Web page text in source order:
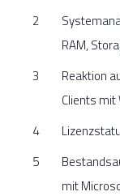
RAM,
Reaktion
Clients mit
mit